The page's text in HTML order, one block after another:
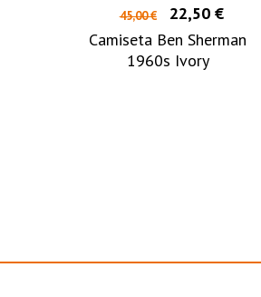
45,00 €
22,50 €
Camiseta Ben Sherman
1960s Ivory